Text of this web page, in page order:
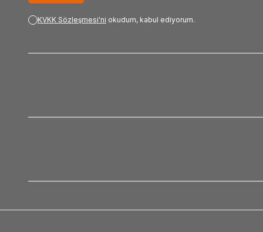
KVKK Sözleşmesi'ni okudum, kabul ediyorum.